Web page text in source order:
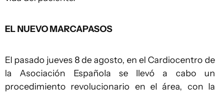
EL NUEVO MARCAPASOS
El pasado jueves 8 de agosto, en el Cardiocentro de
la Asociación Española se llevó a cabo un
procedimiento revolucionario en el área, con la